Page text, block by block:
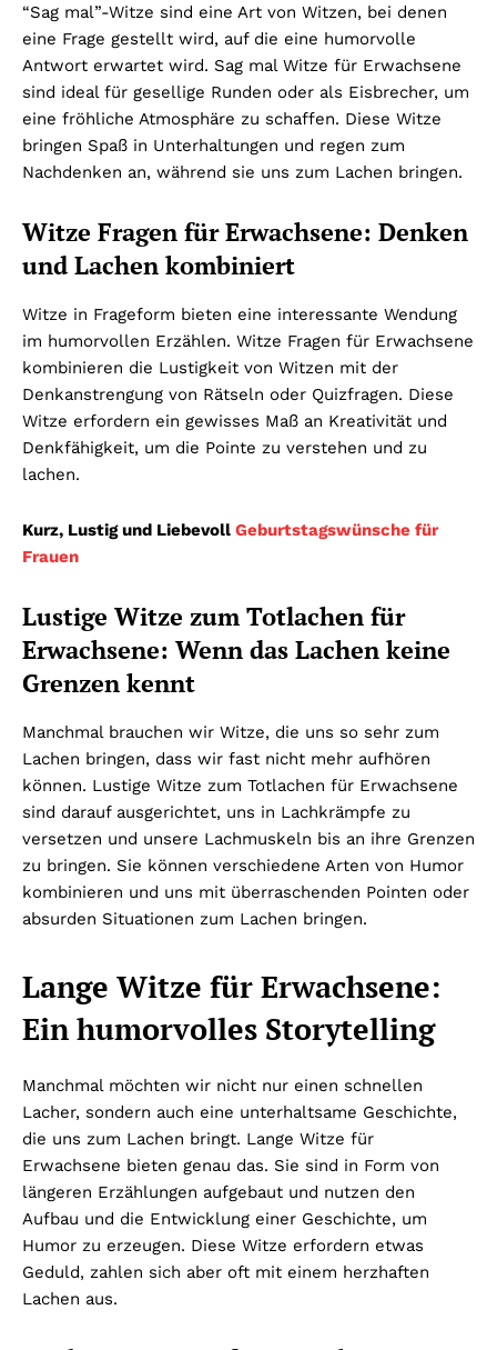
“Sag mal”-Witze sind eine Art von Witzen, bei denen
eine Frage gestellt wird, auf die eine humorvolle
Antwort erwartet wird. Sag mal Witze für Erwachsene
sind ideal für gesellige Runden oder als Eisbrecher, um
eine fröhliche Atmosphäre zu schaffen. Diese Witze
bringen Spaß in Unterhaltungen und regen zum
Nachdenken an, während sie uns zum Lachen bringen.
Witze Fragen für Erwachsene: Denken
und Lachen kombiniert
Witze in Frageform bieten eine interessante Wendung
im humorvollen Erzählen. Witze Fragen für Erwachsene
kombinieren die Lustigkeit von Witzen mit der
Denkanstrengung von Rätseln oder Quizfragen. Diese
Witze erfordern ein gewisses Maß an Kreativität und
Denkfähigkeit, um die Pointe zu verstehen und zu
lachen.
Kurz, Lustig und Liebevoll Geburtstagswünsche für
Frauen
Lustige Witze zum Totlachen für
Erwachsene: Wenn das Lachen keine
Grenzen kennt
Manchmal brauchen wir Witze, die uns so sehr zum
Lachen bringen, dass wir fast nicht mehr aufhören
können. Lustige Witze zum Totlachen für Erwachsene
sind darauf ausgerichtet, uns in Lachkrämpfe zu
versetzen und unsere Lachmuskeln bis an ihre Grenzen
zu bringen. Sie können verschiedene Arten von Humor
kombinieren und uns mit überraschenden Pointen oder
absurden Situationen zum Lachen bringen.
Lange Witze für Erwachsene:
Ein humorvolles Storytelling
Manchmal möchten wir nicht nur einen schnellen
Lacher, sondern auch eine unterhaltsame Geschichte,
die uns zum Lachen bringt. Lange Witze für
Erwachsene bieten genau das. Sie sind in Form von
längeren Erzählungen aufgebaut und nutzen den
Aufbau und die Entwicklung einer Geschichte, um
Humor zu erzeugen. Diese Witze erfordern etwas
Geduld, zahlen sich aber oft mit einem herzhaften
Lachen aus.